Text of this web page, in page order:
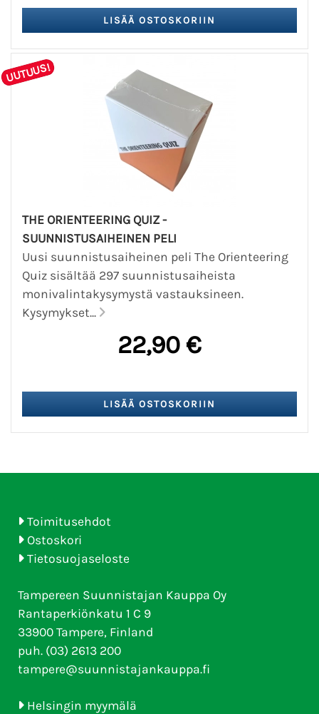
UUTUUS!
THE ORIENTEERING QUIZ -
SUUNNISTUSAIHEINEN PELI
Uusi suunnistusaiheinen peli The Orienteering
Quiz sisältää 297 suunnistusaiheista
monivalintakysymystä vastauksineen.
Kysymykset...
22,90 €
Toimitusehdot
Ostoskori
Tietosuojaseloste
Tampereen Suunnistajan Kauppa Oy
Rantaperkiönkatu 1 C 9
33900 Tampere, Finland
puh. (03) 2613 200
tampere@suunnistajankauppa.fi
Helsingin myymälä